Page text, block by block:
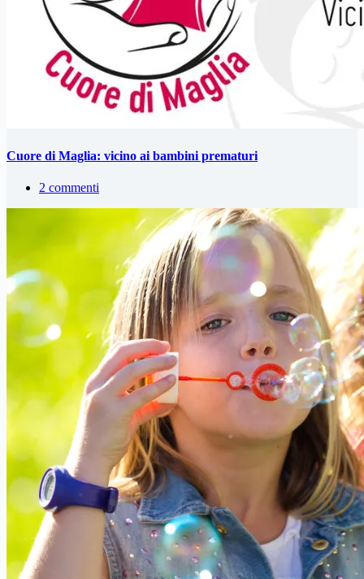
Cuore di Maglia: vicino ai bambini prematuri
2 commenti